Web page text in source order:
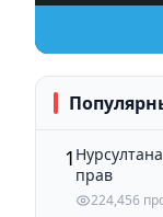
1
прав
224,456